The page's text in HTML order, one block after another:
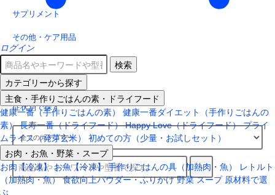
ログイン
検索
カテゴリーから探す
主食・手作りごはんの素・ドライフード
健康一番（手作りごはんの素）
健康一番ダイエット（手作りごはんの
素） 長寿一番（ドライフード） Happy Love（ドライフード） プライ
ムライス（発芽玄米）
初めての方（少量・お試しセット）
お肉・お魚・野菜・スープ
お肉【冷凍】 お魚【冷凍】 手作りごはんの具（加熱肉・魚）
レトルト
（加熱肉・魚） 食欲向上パウダー・ふりかけ 野菜 スープ 原材料で選
ぶ
サプリメント
その他・ケア用品
原材料で選ぶ
ジャンルから探す
症状別で探す